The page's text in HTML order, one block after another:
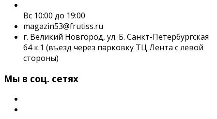
Вс 10:00 до 19:00
magazin53@frutiss.ru
г. Великий Новгород, ул. Б. Санкт-Петербургская
64 к.1 (въезд через парковку ТЦ Лента с левой
стороны)
Мы в соц. сетях